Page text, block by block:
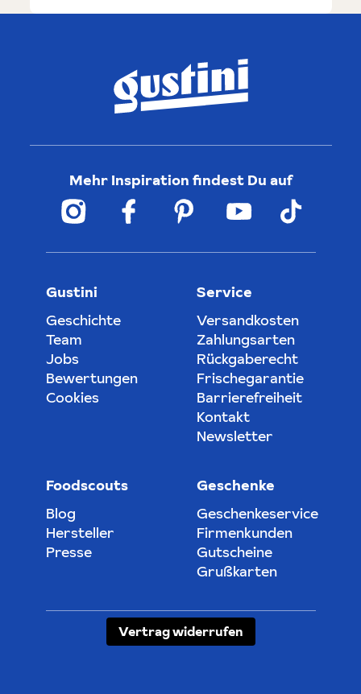
Mehr Inspiration findest Du auf
Gustini
Geschichte
Team
Jobs
Bewertungen
Cookies
Service
Versandkosten
Zahlungsarten
Rückgaberecht
Frischegarantie
Barrierefreiheit
Kontakt
Newsletter
Foodscouts
Blog
Hersteller
Presse
Geschenke
Geschenkeservice
Firmenkunden
Gutscheine
Grußkarten
Vertrag widerrufen